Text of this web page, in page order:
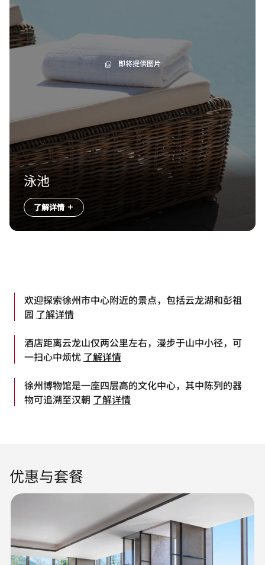
即将提供图片
泳池
了解详情
欢迎探索徐州市中心附近的景点，包括云龙湖和彭祖
园 了解详情
酒店距离云龙山仅两公里左右，漫步于山中小径，可
一扫心中烦忧 了解详情
徐州博物馆是一座四层高的文化中心，其中陈列的器
物可追溯至汉朝 了解详情
优惠与套餐